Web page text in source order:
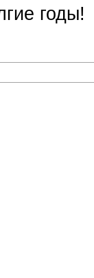
годы!